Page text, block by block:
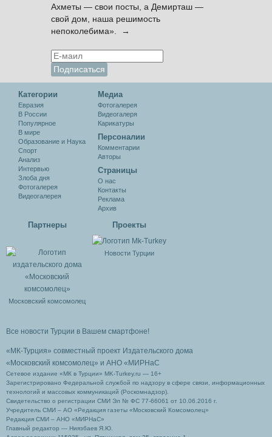
Ахметы — свои посты, а Демирташ —
свой дом, наша решимость
непоколебима». →
Категории
Евразия
В России
Популярное
В мире
Образование и Наука
Спорт
Анализ
Интервью
Злоба дня
Фотогалерея
Видеогалерея
Медиа
Фотогалерея
Видеогалеря
Карикатуры
Персоналии
Комментарии
Авторы
Cтраницы
О нас
Контакты
Реклама
Архив
Партнеры
Московский комсомолец
Проекты
Новости Турции
Все новости Турции в Вашем смартфоне!
«МК-Турция» совместный проект Издательского дома
«Московский комсомолец» и АНО «МИРНаС
Сетевое издание «МК в Турции» MK-Turkey.ru — 16+
Зарегистрировано Федеральной службой по надзору в сфере связи, информационных
технологий и массовых коммуникаций (Роскомнадзор).
Свидетельство о регистрации СМИ Эл № ФС 77-66061 от 10.06.2016 г.
Учредитель СМИ – АО «Редакция газеты «Московский Комсомолец»
Редакция СМИ – АНО «МИРНаС»
Главный редактор — Ниязбаев Я.Ю.